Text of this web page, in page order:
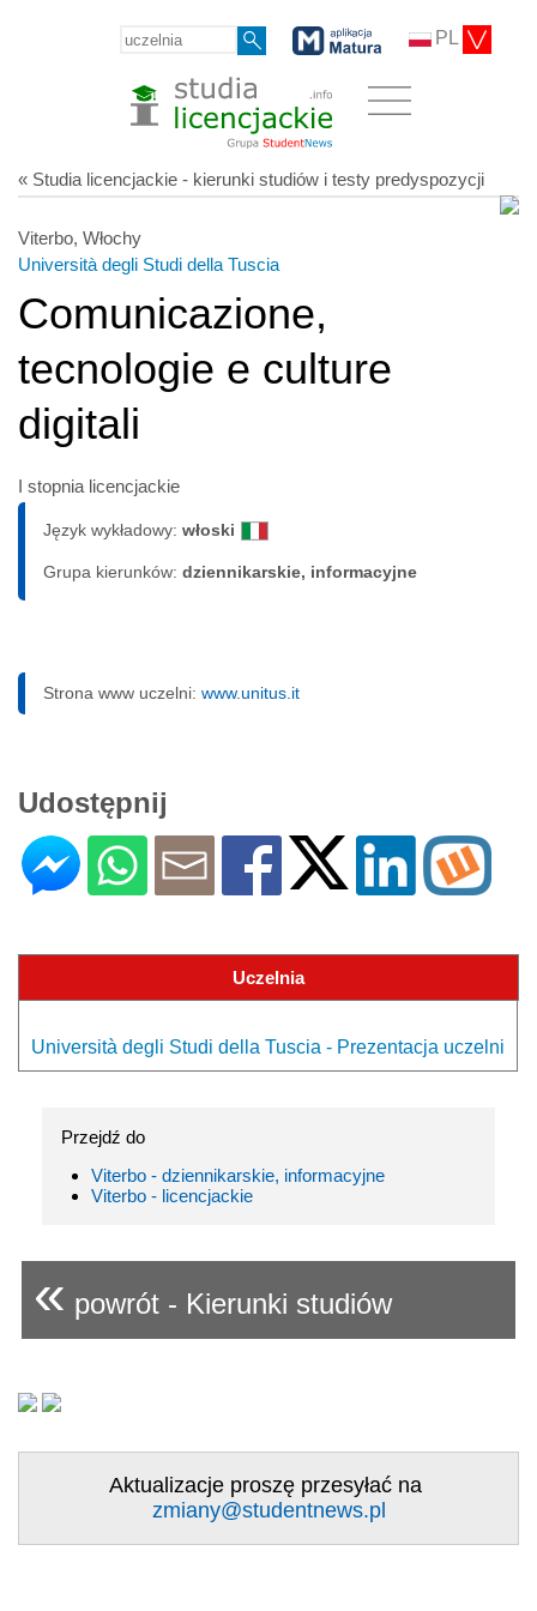
PL
« Studia licencjackie - kierunki studiów i testy predyspozycji
Viterbo, Włochy
Università degli Studi della Tuscia
Comunicazione,
tecnologie e culture
digitali
I stopnia licencjackie
Język wykładowy: włoski
Grupa kierunków: dziennikarskie, informacyjne
Strona www uczelni: www.unitus.it
Udostępnij
Uczelnia
Università degli Studi della Tuscia - Prezentacja uczelni
Przejdź do
Viterbo - dziennikarskie, informacyjne
Viterbo - licencjackie
« powrót - Kierunki studiów
Aktualizacje proszę przesyłać na
zmiany@studentnews.pl